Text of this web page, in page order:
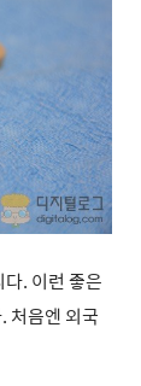
. 이런 좋은
처음엔 외국